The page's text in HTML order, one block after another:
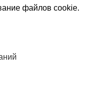
файлов cookie.